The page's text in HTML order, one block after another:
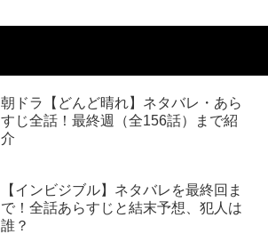
朝ドラ【どんど晴れ】ネタバレ・あら
すじ全話！最終週（全156話）まで紹
介
【インビジブル】ネタバレを最終回ま
で！全話あらすじと結末予想、犯人は
誰？